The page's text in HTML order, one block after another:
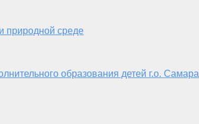
природной среде
образования детей г.о. Самара